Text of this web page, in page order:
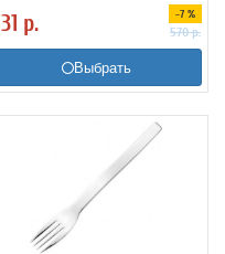
р. -7 %
570р.
Выбрать